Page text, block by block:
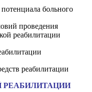
больного
проведения
реабилитации
реабилитации